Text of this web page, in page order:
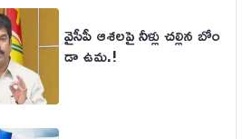
వైసీపీ ఆశలపై నీళ్లు చల్లిన బోం
డా ఉమ.!